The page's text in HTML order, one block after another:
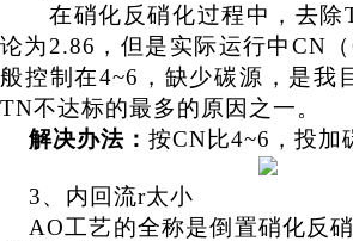
在硝化反硝化过程中，去除
论为2.86，但是实际运行中CN
般控制在4~6，缺少碳源，是我
TN不达标的最多的原因之一。
解决办法： 按CN比4~6，投加
3、 内回流r太小
AO工艺的全称是倒置硝化反